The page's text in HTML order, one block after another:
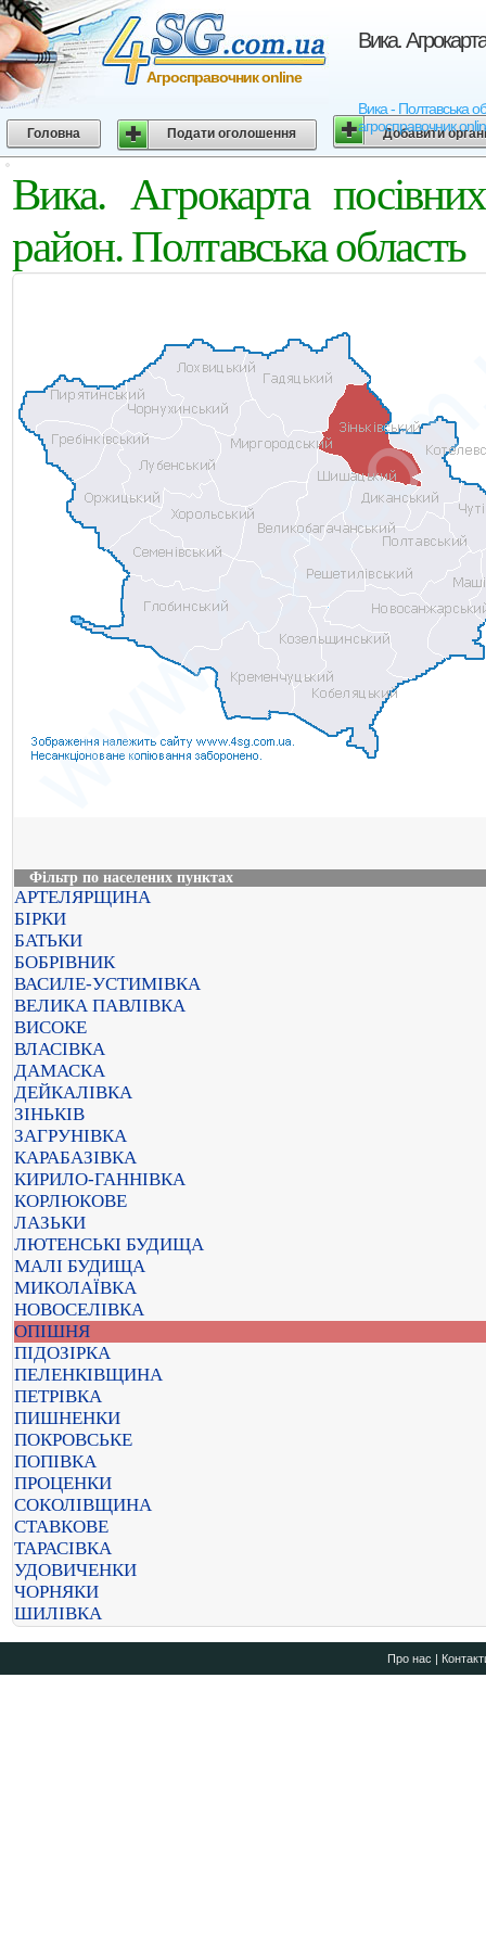
Вика.
Вика - Полтавська
агросправочник
Агросправочник online
Головна Подати оголошення Добавити
Вика. Агрокарта
район. Полтавська область
Фільтр по населених пунктах
АРТЕЛЯРЩИНА
БІРКИ
БАТЬКИ
БОБРІВНИК
ВАСИЛЕ-УСТИМІВКА
ВЕЛИКА ПАВЛІВКА
ВИСОКЕ
ВЛАСІВКА
ДАМАСКА
ДЕЙКАЛІВКА
ЗІНЬКІВ
ЗАГРУНІВКА
КАРАБАЗІВКА
КИРИЛО-ГАННІВКА
КОРЛЮКОВЕ
ЛАЗЬКИ
ЛЮТЕНСЬКІ БУДИЩА
МАЛІ БУДИЩА
МИКОЛАЇВКА
НОВОСЕЛІВКА
ОПІШНЯ
ПІДОЗІРКА
ПЕЛЕНКІВЩИНА
ПЕТРІВКА
ПИШНЕНКИ
ПОКРОВСЬКЕ
ПОПІВКА
ПРОЦЕНКИ
СОКОЛІВЩИНА
СТАВКОВЕ
ТАРАСІВКА
УДОВИЧЕНКИ
ЧОРНЯКИ
ШИЛІВКА
Про нас |